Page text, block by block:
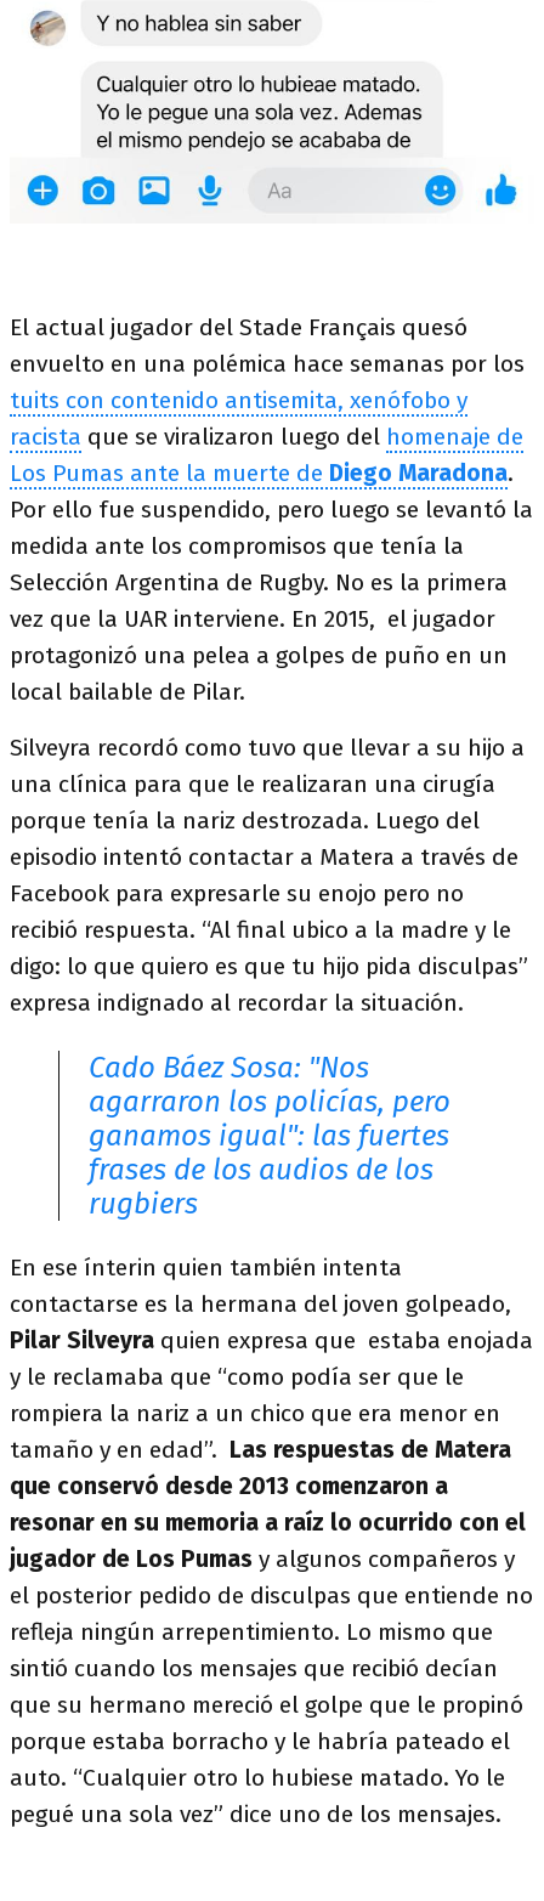
El actual jugador del Stade Français quesó
envuelto en una polémica hace semanas por los
tuits con contenido antisemita, xenófobo y
racista que se viralizaron luego del homenaje de
Los Pumas ante la muerte de Diego Maradona.
Por ello fue suspendido, pero luego se levantó la
medida ante los compromisos que tenía la
Selección Argentina de Rugby. No es la primera
vez que la UAR interviene. En 2015, el jugador
protagonizó una pelea a golpes de puño en un
local bailable de Pilar.
Silveyra recordó como tuvo que llevar a su hijo a
una clínica para que le realizaran una cirugía
porque tenía la nariz destrozada. Luego del
episodio intentó contactar a Matera a través de
Facebook para expresarle su enojo pero no
recibió respuesta. “Al final ubico a la madre y le
digo: lo que quiero es que tu hijo pida disculpas”
expresa indignado al recordar la situación.
Cado Báez Sosa: "Nos
agarraron los policías, pero
ganamos igual": las fuertes
frases de los audios de los
rugbiers
En ese ínterin quien también intenta
contactarse es la hermana del joven golpeado,
Pilar Silveyra quien expresa que estaba enojada
y le reclamaba que “como podía ser que le
rompiera la nariz a un chico que era menor en
tamaño y en edad”. Las respuestas de Matera
que conservó desde 2013 comenzaron a
resonar en su memoria a raíz lo ocurrido con el
jugador de Los Pumas y algunos compañeros y
el posterior pedido de disculpas que entiende no
refleja ningún arrepentimiento. Lo mismo que
sintió cuando los mensajes que recibió decían
que su hermano mereció el golpe que le propinó
porque estaba borracho y le habría pateado el
auto. “Cualquier otro lo hubiese matado. Yo le
pegué una sola vez” dice uno de los mensajes.